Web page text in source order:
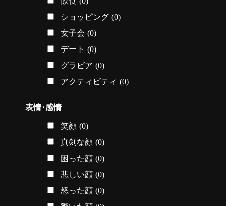
ショッピング (0)
女子会 (0)
デート (0)
グラビア (0)
アクティビティ (0)
表情･感情
笑顔 (0)
真剣な顔 (0)
困った顔 (0)
悲しい顔 (0)
怒った顔 (0)